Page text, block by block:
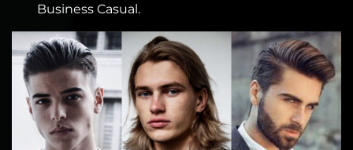
Business Casual.